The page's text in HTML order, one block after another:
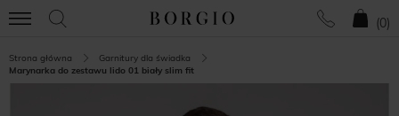
(0)
Strona główna
Garnitury dla świadka
Marynarka do zestawu lido 01 biały slim fit